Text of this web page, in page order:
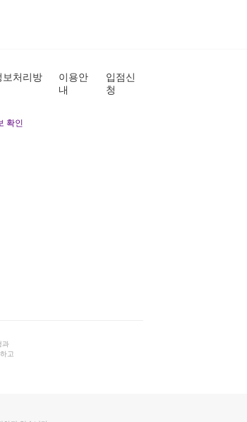
보처리방
이용안
내
입점신
청
확인
과
고